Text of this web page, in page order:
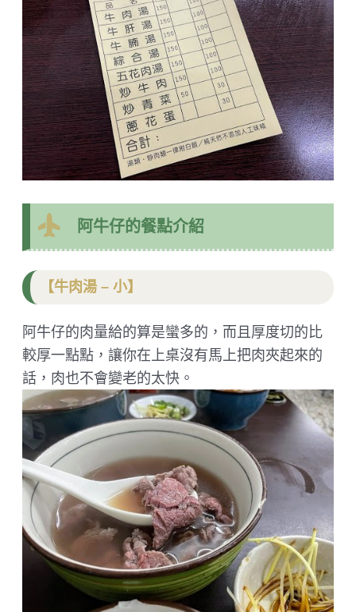
阿牛仔的餐點介紹
【牛肉湯 – 小】
阿牛仔的肉量給的算是蠻多的，而且厚度切的比
較厚一點點，讓你在上桌沒有馬上把肉夾起來的
話，肉也不會變老的太快。